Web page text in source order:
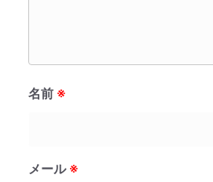
名前 ※
メール ※